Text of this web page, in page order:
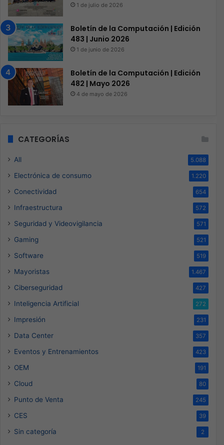
1 de julio de 2026
Boletín de la Computación | Edición
483 | Junio 2026
1 de junio de 2026
Boletín de la Computación | Edición
482 | Mayo 2026
4 de mayo de 2026
CATEGORÍAS
All 5.088
Electrónica de consumo 1.220
Conectividad 654
Infraestructura 572
Seguridad y Videovigilancia 571
Gaming 521
Software 519
Mayoristas 1.467
Ciberseguridad 427
Inteligencia Artificial 272
Impresión 231
Data Center 357
Eventos y Entrenamientos 423
OEM 191
Cloud 80
Punto de Venta 245
CES 39
Sin categoría 2